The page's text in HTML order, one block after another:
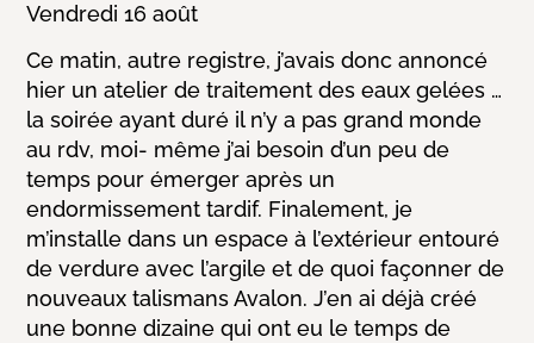
Vendredi 16 août
Ce matin, autre registre, j’avais donc annoncé
hier un atelier de traitement des eaux gelées …
la soirée ayant duré il n’y a pas grand monde
au rdv, moi- même j’ai besoin d’un peu de
temps pour émerger après un
endormissement tardif. Finalement, je
m’installe dans un espace à l’extérieur entouré
de verdure avec l’argile et de quoi façonner de
nouveaux talismans Avalon. J’en ai déjà créé
une bonne dizaine qui ont eu le temps de